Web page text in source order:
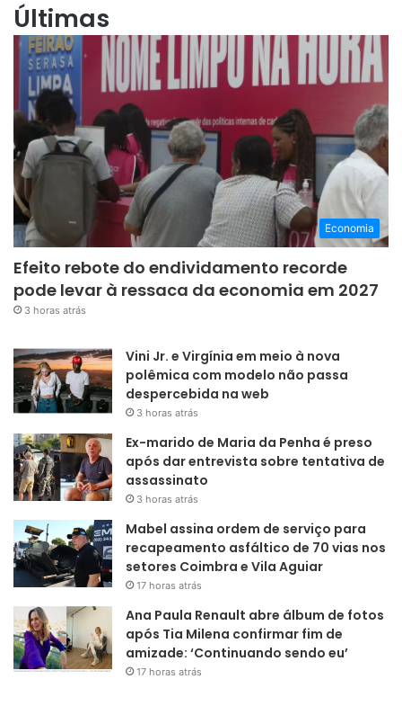
Últimas
Economia
Efeito rebote do endividamento recorde
pode levar à ressaca da economia em 2027
3 horas atrás
Vini Jr. e Virgínia em meio à nova
polêmica com modelo não passa
despercebida na web
3 horas atrás
Ex-marido de Maria da Penha é preso
após dar entrevista sobre tentativa de
assassinato
3 horas atrás
Mabel assina ordem de serviço para
recapeamento asfáltico de 70 vias nos
setores Coimbra e Vila Aguiar
17 horas atrás
Ana Paula Renault abre álbum de fotos
após Tia Milena confirmar fim de
amizade: ‘Continuando sendo eu’
17 horas atrás